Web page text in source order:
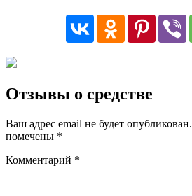
Отзывы о средстве
Ваш адрес email не будет опубликован.
помечены *
Комментарий *